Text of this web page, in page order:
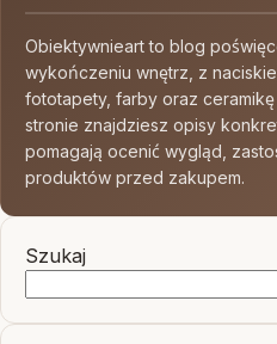
Obiektywnieart to blog
wykończeniu wnętrz, z
fototapety, farby oraz ceramikę
stronie znajdziesz opisy
pomagają ocenić wygląd,
produktów przed zakupem.
Szukaj